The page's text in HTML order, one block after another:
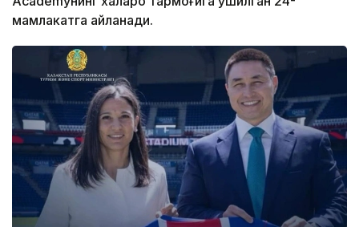
мамлакатга айланади.